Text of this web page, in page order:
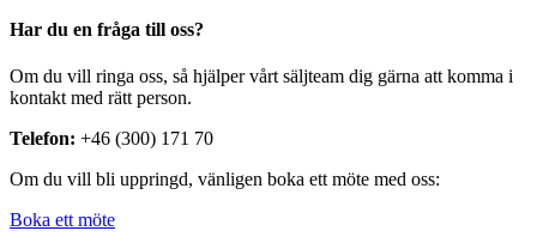
Har du en fråga till oss?
Om du vill ringa oss, så hjälper vårt säljteam dig gärna att komma i
kontakt med rätt person.
Telefon: +46 (300) 171 70
Om du vill bli uppringd, vänligen boka ett möte med oss:
Boka ett möte